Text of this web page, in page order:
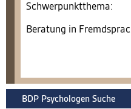
Schwerpunktthema:
Beratung in
BDP Psychologen Suche